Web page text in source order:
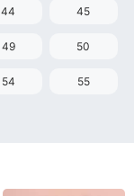
44 45
49 50
54 55